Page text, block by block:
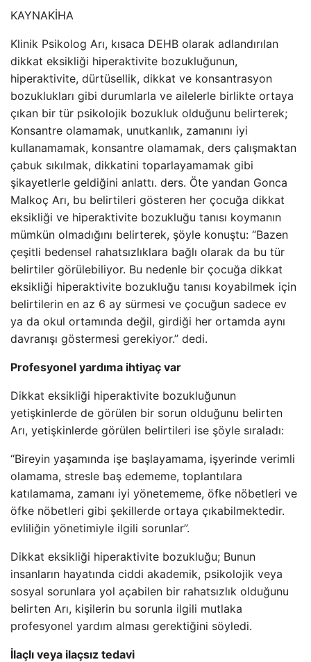
KAYNAKİHA
Klinik Psikolog Arı, kısaca DEHB olarak adlandırılan
dikkat eksikliği hiperaktivite bozukluğunun,
hiperaktivite, dürtüsellik, dikkat ve konsantrasyon
bozuklukları gibi durumlarla ve ailelerle birlikte ortaya
çıkan bir tür psikolojik bozukluk olduğunu belirterek;
Konsantre olamamak, unutkanlık, zamanını iyi
kullanamamak, konsantre olamamak, ders çalışmaktan
çabuk sıkılmak, dikkatini toparlayamamak gibi
şikayetlerle geldiğini anlattı. ders. Öte yandan Gonca
Malkoç Arı, bu belirtileri gösteren her çocuğa dikkat
eksikliği ve hiperaktivite bozukluğu tanısı koymanın
mümkün olmadığını belirterek, şöyle konuştu: “Bazen
çeşitli bedensel rahatsızlıklara bağlı olarak da bu tür
belirtiler görülebiliyor. Bu nedenle bir çocuğa dikkat
eksikliği hiperaktivite bozukluğu tanısı koyabilmek için
belirtilerin en az 6 ay sürmesi ve çocuğun sadece ev
ya da okul ortamında değil, girdiği her ortamda aynı
davranışı göstermesi gerekiyor.” dedi.
Profesyonel yardıma ihtiyaç var
Dikkat eksikliği hiperaktivite bozukluğunun
yetişkinlerde de görülen bir sorun olduğunu belirten
Arı, yetişkinlerde görülen belirtileri ise şöyle sıraladı:
“Bireyin yaşamında işe başlayamama, işyerinde verimli
olamama, stresle baş edememe, toplantılara
katılamama, zamanı iyi yönetememe, öfke nöbetleri ve
öfke nöbetleri gibi şekillerde ortaya çıkabilmektedir.
evliliğin yönetimiyle ilgili sorunlar”.
Dikkat eksikliği hiperaktivite bozukluğu; Bunun
insanların hayatında ciddi akademik, psikolojik veya
sosyal sorunlara yol açabilen bir rahatsızlık olduğunu
belirten Arı, kişilerin bu sorunla ilgili mutlaka
profesyonel yardım alması gerektiğini söyledi.
İlaçlı veya ilaçsız tedavi